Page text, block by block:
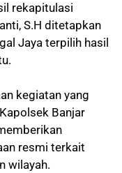
rekapitulasi
S.H ditetapkan
Jaya terpilih hasil
kegiatan yang
Banjar
resmi terkait
wilayah.